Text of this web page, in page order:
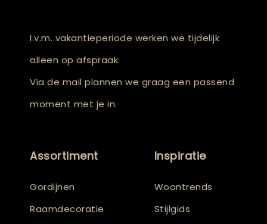
I.v.m. vakantieperiode werken we tijdelijk
alleen op afspraak.
Via de mail plannen we graag een passend
moment met je in.
Assortiment
Gordijnen
Raamdecoratie
Inspiratie
Woontrends
Stijlgids